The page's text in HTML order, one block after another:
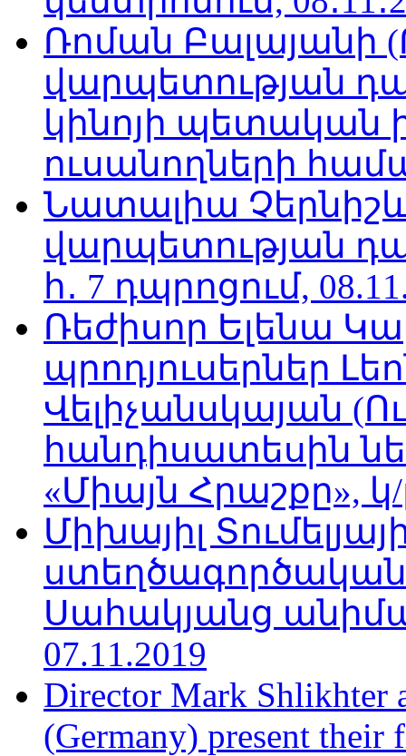
Ռոման Բալայանի
վարպետության
կինոյի պետական
ուսանողների
Նատալիա
վարպետության
հ․ 7 դպրոցում,
Ռեժիսոր Ելենա
պրոդյուսերներ
Վելիչանսկայան
հանդիսատեսին
«Միայն Հրաշքը», կ/
Միխայիլ
Սահակյանց
07.11.2019
Director Mark Shlikhter
(Germany) present